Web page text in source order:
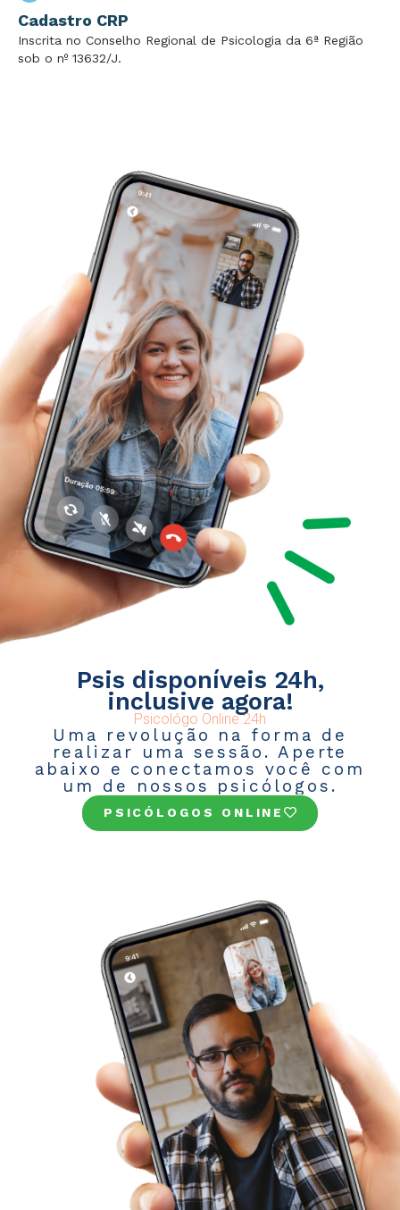
Cadastro CRP
Inscrita no Conselho Regional de Psicologia da 6ª Região
sob o nº 13632/J.
Psis disponíveis 24h,
inclusive agora!
Psicológo Online 24h
Uma revolução na forma de
realizar uma sessão. Aperte
abaixo e conectamos você com
um de nossos psicólogos.
PSICÓLOGOS ONLINE